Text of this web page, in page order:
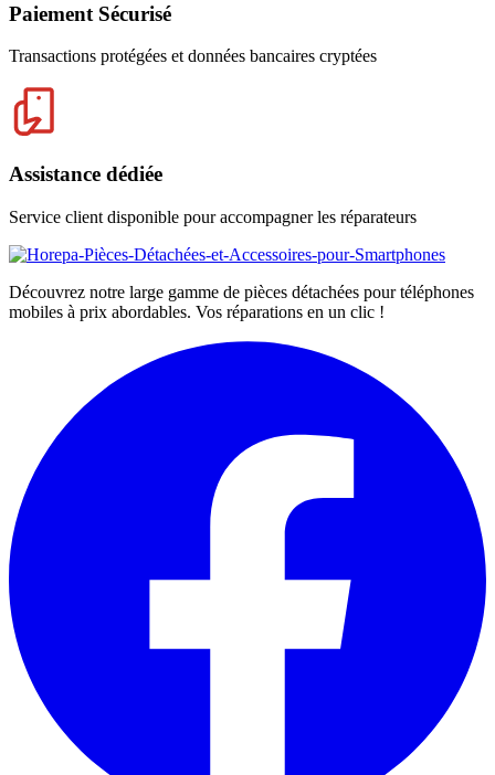
Paiement Sécurisé
Transactions protégées et données bancaires cryptées
Assistance dédiée
Service client disponible pour accompagner les réparateurs
Découvrez notre large gamme de pièces détachées pour téléphones
mobiles à prix abordables. Vos réparations en un clic !